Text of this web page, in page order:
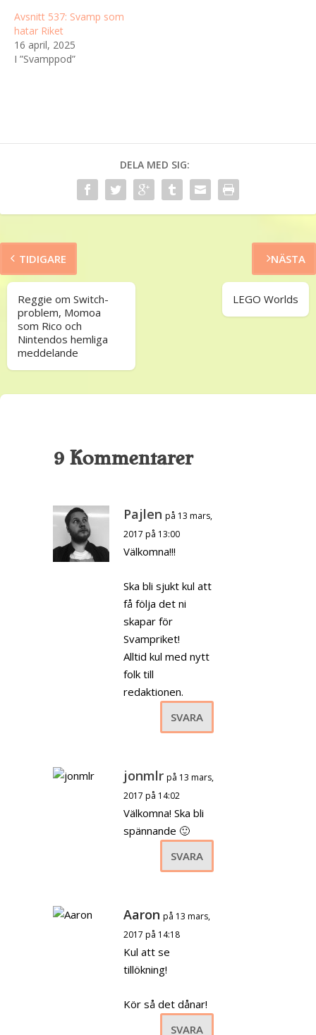
Avsnitt 537: Svamp som
hatar Riket
16 april, 2025
I ”Svamppod”
DELA MED SIG:
TIDIGARE
Reggie om Switch-
problem, Momoa
som Rico och
Nintendos hemliga
meddelande
NÄSTA
LEGO Worlds
9 Kommentarer
Pajlen på 13 mars,
2017 på 13:00
Välkomna!!!
Ska bli sjukt kul att
få följa det ni
skapar för
Svampriket!
Alltid kul med nytt
folk till
redaktionen.
SVARA
jonmlr på 13 mars,
2017 på 14:02
Välkomna! Ska bli
spännande 🙂
SVARA
Aaron på 13 mars,
2017 på 14:18
Kul att se
tillökning!
Kör så det dånar!
SVARA